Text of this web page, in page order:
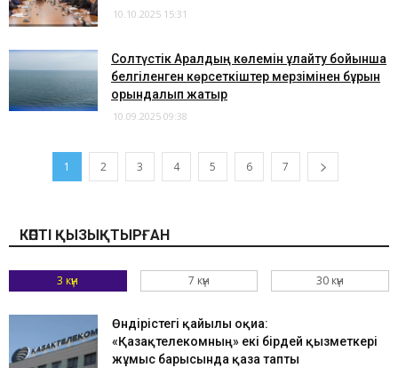
10.10.2025 15:31
Солтүстік Аралдың көлемін ұлғайту бойынша
белгіленген көрсеткіштер мерзімінен бұрын
орындалып жатыр
10.09.2025 09:38
1 2 3 4 5 6 7
КӨПТІ ҚЫЗЫҚТЫРҒАН
3 күн 7 күн 30 күн
Өндірістегі қайғылы оқиға:
«Қазақтелекомның» екі бірдей қызметкері
жұмыс барысында қаза тапты